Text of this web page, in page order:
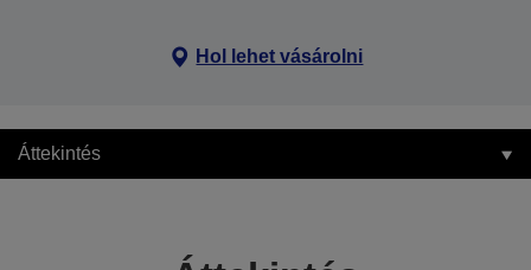
Hol lehet vásárolni
Áttekintés